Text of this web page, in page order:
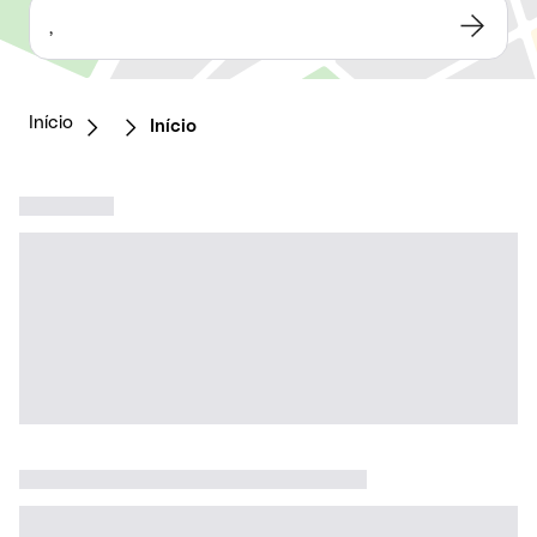
,
Início Início